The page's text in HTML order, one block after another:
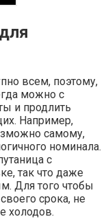
всем, поэтому,
можно с
и продлить
Например,
самому,
номинала.
с
так что даже
Для того чтобы
срока, не
холодов.